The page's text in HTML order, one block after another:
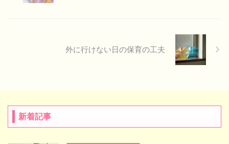
外に行けない日の保育の工夫
新着記事